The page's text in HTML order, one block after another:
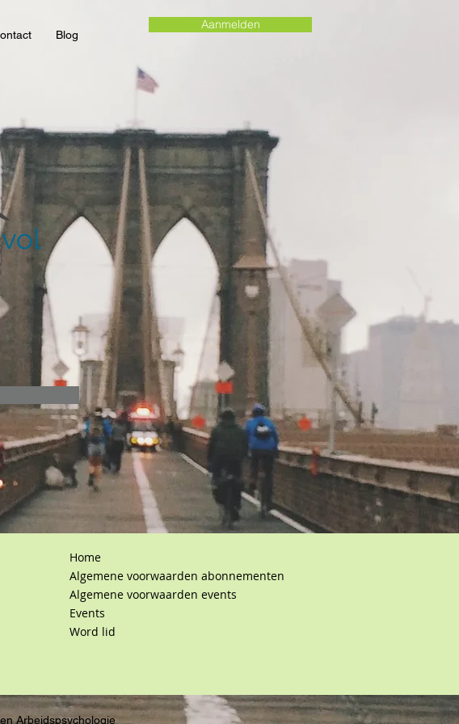
Blog
Aanmelden
Home
Algemene voorwaarden abonnementen
Algemene voorwaarden events
Events
Word lid
Arbeidspsychologie